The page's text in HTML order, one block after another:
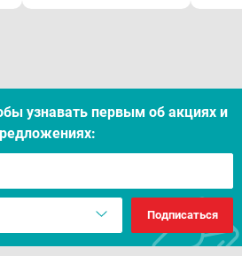
узнавать первым об акцияx и
Подписаться